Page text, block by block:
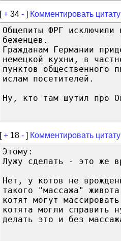
[+ 34 - ] Комментировать
Общепиты ФРГ
беженцев.
Гражданам Германии
немецкой кухни, в
пунктов общественного
ислам посетителей.
Ну, кто там шутил про
[+ 18 - ] Комментировать
Этому:
Лужу сделать - это же
Нет, у котов не
такого "массажа"
котят могут
котята могли справить
делать это и без